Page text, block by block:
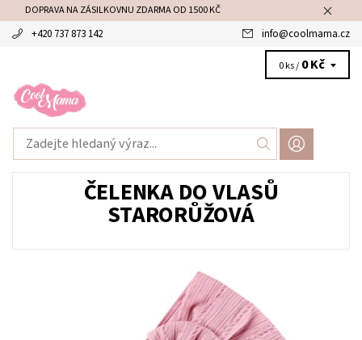
DOPRAVA NA ZÁSILKOVNU ZDARMA OD 1500 KČ
+420 737 873 142 info@coolmama.cz
0 ks / 0 Kč
ČELENKA DO VLASŮ
STARORŮŽOVÁ